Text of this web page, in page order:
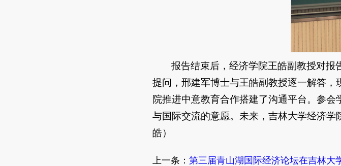
报告结束后，经济学院王皓副教授对
提问，邢建军博士与王皓副教授逐一解答
院推进中意教育合作搭建了沟通平台。参
与国际交流的意愿。未来，吉林大学经济
皓）
上一条： 第三届青山湖国际经济论坛在吉林大